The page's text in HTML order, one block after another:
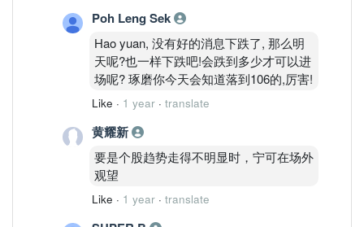
Poh Leng Sek
Hao yuan, 没有好的消息下跌了, 那么明
天呢?也一样下跌吧!会跌到多少才可以进
场呢? 琢磨你今天会知道落到106的,厉害!
Like · 1 year · translate
黄耀新
要是个股趋势走得不明显时，宁可在场外
观望
Like · 1 year · translate